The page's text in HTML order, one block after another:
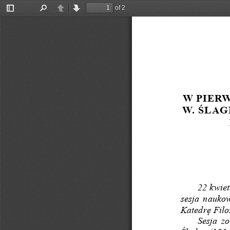
Toggle
PreviousNext
of 2
W
W.
22
sesja
Katedrę
Sesja